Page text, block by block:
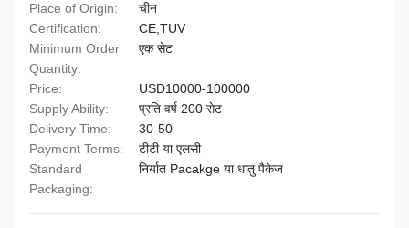
Place of Origin:
चीन
Certification:
CE,TUV
Minimum Order
Quantity:
एक सेट
Price:
USD10000-100000
Supply Ability:
प्रति वर्ष 200 सेट
Delivery Time:
30-50
Payment Terms:
टीटी या एलसी
Standard
Packaging:
निर्यात Pacakge या धातु पैकेज